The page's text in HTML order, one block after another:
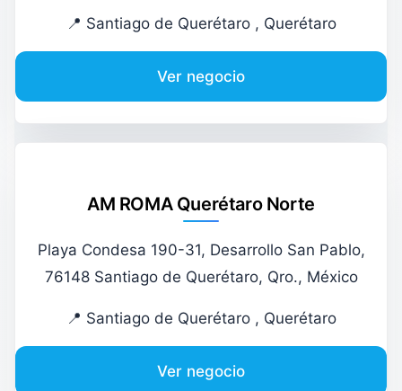
📍 Santiago de Querétaro , Querétaro
Ver negocio
AM ROMA Querétaro Norte
Playa Condesa 190-31, Desarrollo San Pablo,
76148 Santiago de Querétaro, Qro., México
📍 Santiago de Querétaro , Querétaro
Ver negocio